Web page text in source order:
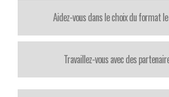
Aidez-vous dans le choix du format
Travaillez-vous avec des